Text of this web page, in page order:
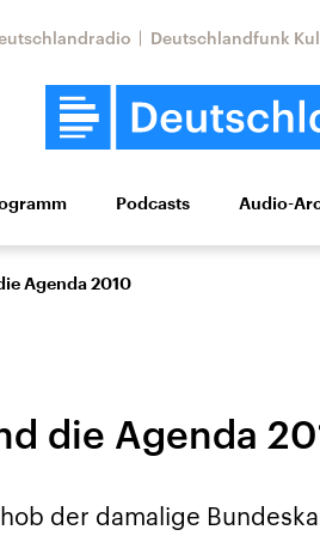
Deutschlandfunk
Wissen Kultur
Beiträge,
Aktuelle Lage und
Podcasts Audio-
Agenda 2010
die Agenda
der damalige